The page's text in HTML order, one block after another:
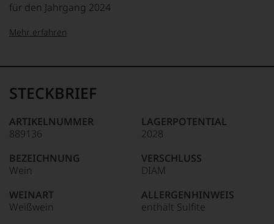
für den Jahrgang 2024
95–98 Punkte:
90–94 Punkte:
Name
Tesdorpf
für
»Fine
für
die
edlen
Weine
der
Welt,
Mehr erfahren
STECKBRIEF
ARTIKELNUMMER
889136
BEZEICHNUNG
Wein
WEINART
Weißwein
LAGERPOTENTIAL
2028
VERSCHLUSS
DIAM
ALLERGENHINWEIS
enthält Sulfite